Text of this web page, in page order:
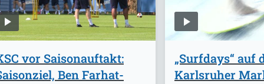
vor Saisonauftakt:
Ben Farhat-
„Surfdays“ auf
Karlsruher